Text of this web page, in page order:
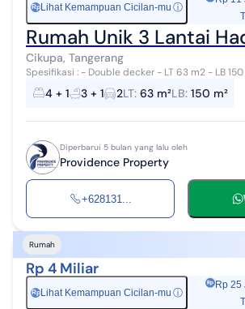
Rp Lihat Kemampuan Cicilan-mu ⓘ
Rumah Unik 3 Lantai
Cikupa, Tangerang
Spesifikasi : - Double decker - LT 63 m2 - LB 150 m2 - KT 4 - KM 3 -
SHM - Listrik 3500 - PDAM - Hadap selatan - Carport muat 2 mobil
Lokas...4 + 1 3 + 1 2LT: 63 m²LB: 150 m²
Diperbarui 5 bulan yang lalu oleh
Providence Property
+628131...
Rumah
Rp 4 Miliar
Rp Lihat Kemampuan Cicilan-mu ⓘ
Rp 25